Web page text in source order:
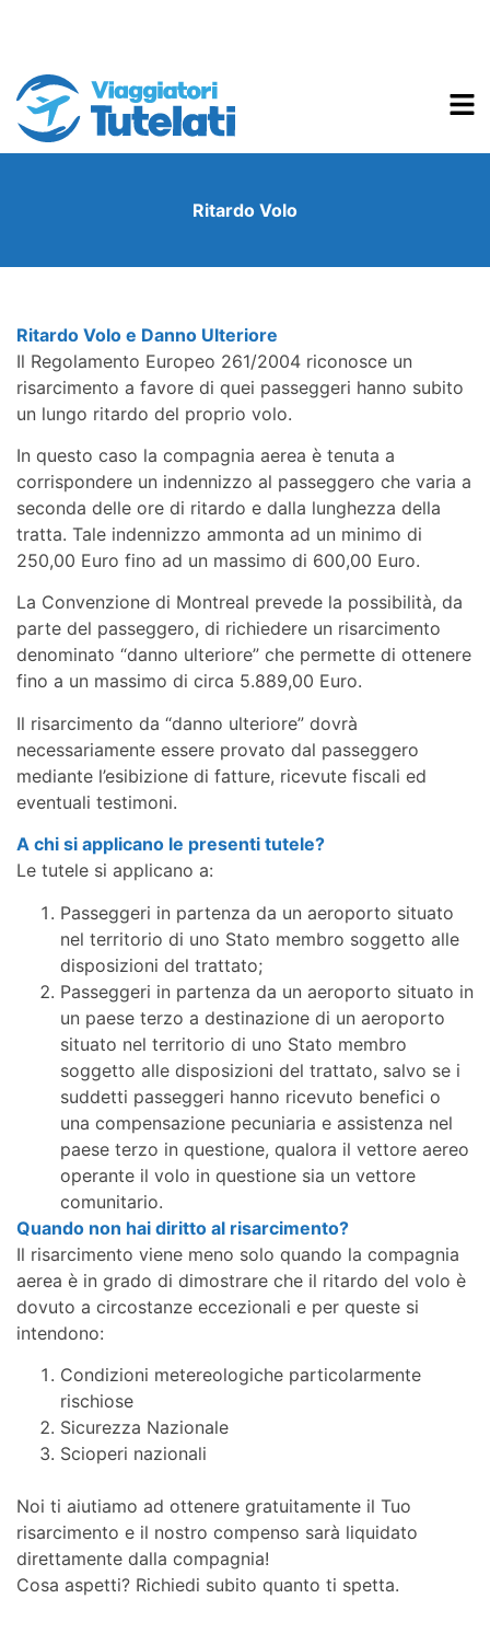
Ritardo Volo
Ritardo Volo e Danno Ulteriore
Il Regolamento Europeo 261/2004 riconosce un
risarcimento a favore di quei passeggeri hanno subito
un lungo ritardo del proprio volo.
In questo caso la compagnia aerea è tenuta a
corrispondere un indennizzo al passeggero che varia a
seconda delle ore di ritardo e dalla lunghezza della
tratta. Tale indennizzo ammonta ad un minimo di
250,00 Euro fino ad un massimo di 600,00 Euro.
La Convenzione di Montreal prevede la possibilità, da
parte del passeggero, di richiedere un risarcimento
denominato “danno ulteriore” che permette di ottenere
fino a un massimo di circa 5.889,00 Euro.
Il risarcimento da “danno ulteriore” dovrà
necessariamente essere provato dal passeggero
mediante l’esibizione di fatture, ricevute fiscali ed
eventuali testimoni.
A chi si applicano le presenti tutele?
Le tutele si applicano a:
Passeggeri in partenza da un aeroporto situato
nel territorio di uno Stato membro soggetto alle
disposizioni del trattato;
Passeggeri in partenza da un aeroporto situato in
un paese terzo a destinazione di un aeroporto
situato nel territorio di uno Stato membro
soggetto alle disposizioni del trattato, salvo se i
suddetti passeggeri hanno ricevuto benefici o
una compensazione pecuniaria e assistenza nel
paese terzo in questione, qualora il vettore aereo
operante il volo in questione sia un vettore
comunitario.
Quando non hai diritto al risarcimento?
Il risarcimento viene meno solo quando la compagnia
aerea è in grado di dimostrare che il ritardo del volo è
dovuto a circostanze eccezionali e per queste si
intendono:
Condizioni metereologiche particolarmente
rischiose
Sicurezza Nazionale
Scioperi nazionali
Noi ti aiutiamo ad ottenere gratuitamente il Tuo
risarcimento e il nostro compenso sarà liquidato
direttamente dalla compagnia!
Cosa aspetti? Richiedi subito quanto ti spetta.